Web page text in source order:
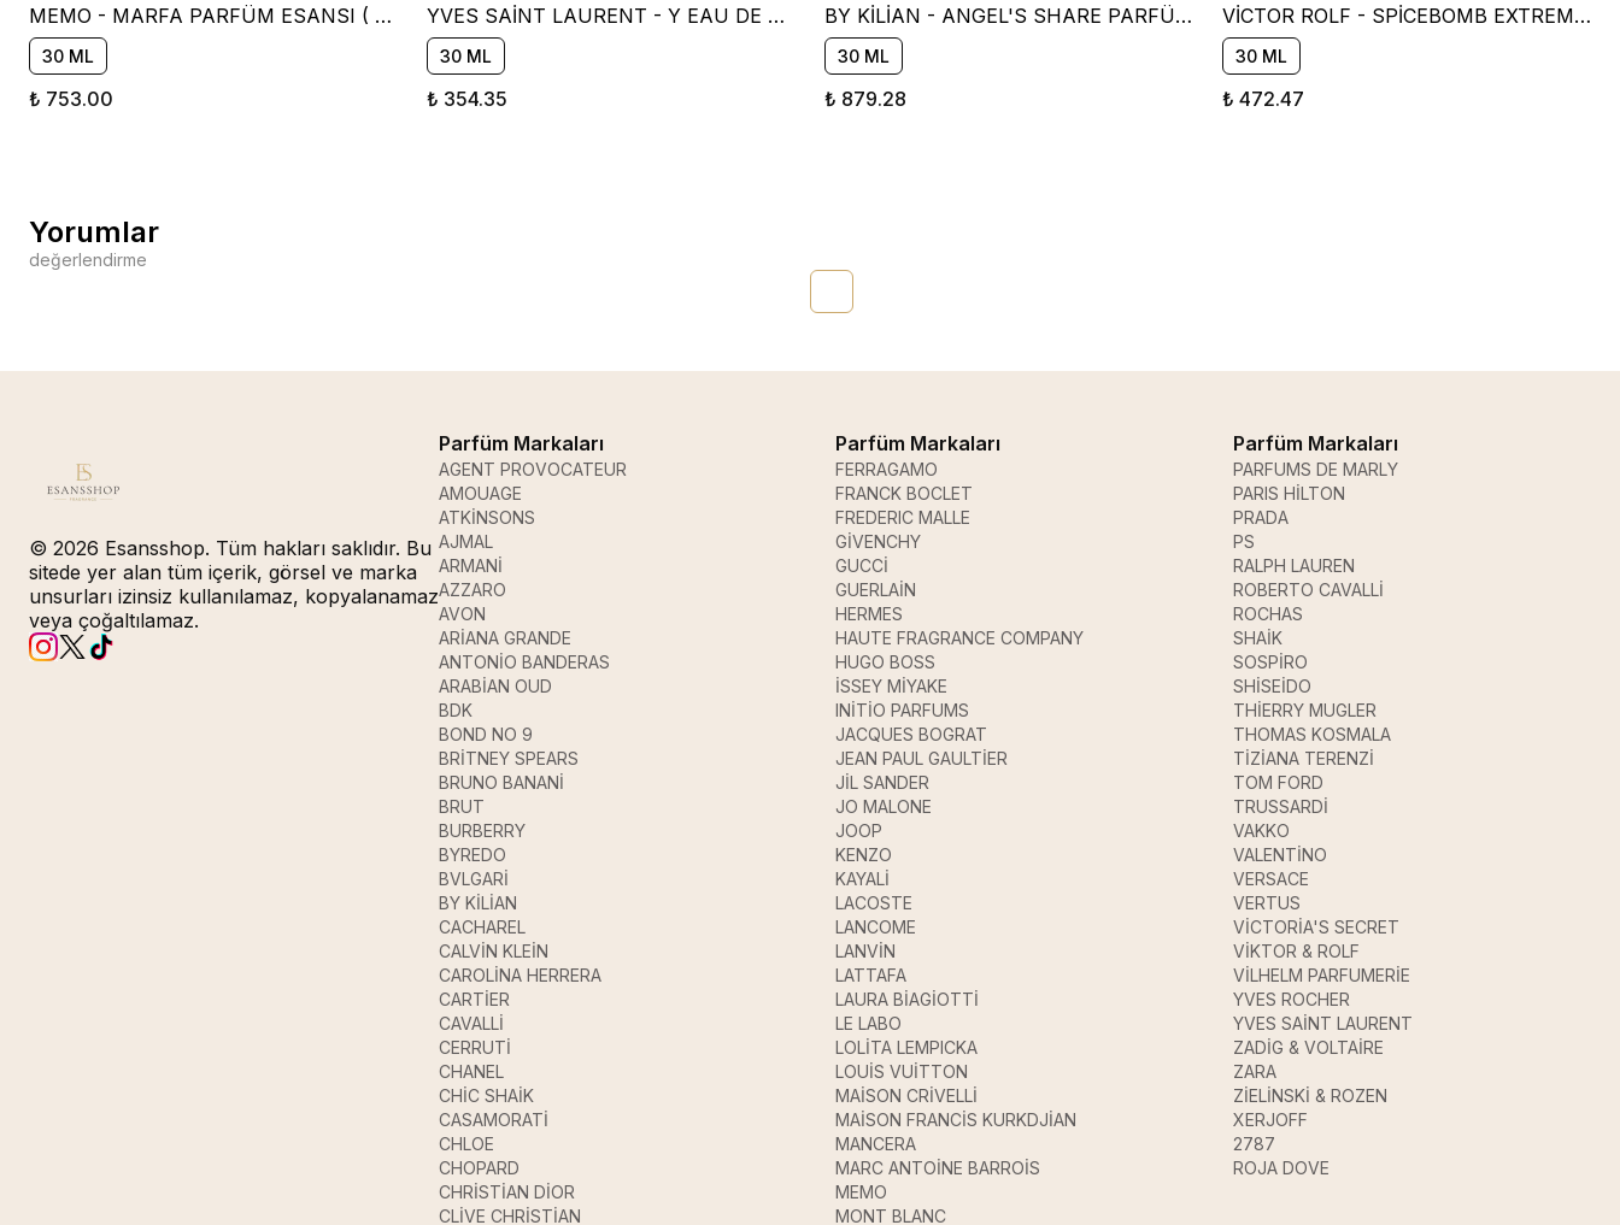
MEMO - MARFA PARFÜM ESANSI ( ÇİÇEKSİ )
30 ML
₺ 753.00
YVES SAİNT LAURENT - Y EAU DE PARFUM PARFÜM ESANSI ( TATLI )
30 ML
₺ 354.35
BY KİLİAN - ANGEL'S SHARE PARFÜM ESANSI ( TATLI )
30 ML
₺ 879.28
VİCTOR ROLF - SPİCEBOMB EXTREME PARFÜM ESANSI ( BAHARATLI )
30 ML
₺ 472.47
Yorumlar
değerlendirme
© 2026 Esansshop. Tüm hakları saklıdır. Bu
sitede yer alan tüm içerik, görsel ve marka
unsurları izinsiz kullanılamaz, kopyalanamaz
veya çoğaltılamaz.
Parfüm Markaları
AGENT PROVOCATEUR
AMOUAGE
ATKİNSONS
AJMAL
ARMANİ
AZZARO
AVON
ARİANA GRANDE
ANTONİO BANDERAS
ARABİAN OUD
BDK
BOND NO 9
BRİTNEY SPEARS
BRUNO BANANİ
BRUT
BURBERRY
BYREDO
BVLGARİ
BY KİLİAN
CACHAREL
CALVİN KLEİN
CAROLİNA HERRERA
CARTİER
CAVALLİ
CERRUTİ
CHANEL
CHİC SHAİK
CASAMORATİ
CHLOE
CHOPARD
CHRİSTİAN DİOR
CLİVE CHRİSTİAN
Parfüm Markaları
FERRAGAMO
FRANCK BOCLET
FREDERIC MALLE
GİVENCHY
GUCCİ
GUERLAİN
HERMES
HAUTE FRAGRANCE COMPANY
HUGO BOSS
İSSEY MİYAKE
INİTİO PARFUMS
JACQUES BOGRAT
JEAN PAUL GAULTİER
JİL SANDER
JO MALONE
JOOP
KENZO
KAYALİ
LACOSTE
LANCOME
LANVİN
LATTAFA
LAURA BİAGİOTTİ
LE LABO
LOLİTA LEMPICKA
LOUİS VUİTTON
MAİSON CRİVELLİ
MAİSON FRANCİS KURKDJİAN
MANCERA
MARC ANTOİNE BARROİS
MEMO
MONT BLANC
Parfüm Markaları
PARFUMS DE MARLY
PARIS HİLTON
PRADA
PS
RALPH LAUREN
ROBERTO CAVALLİ
ROCHAS
SHAİK
SOSPİRO
SHİSEİDO
THİERRY MUGLER
THOMAS KOSMALA
TİZİANA TERENZİ
TOM FORD
TRUSSARDİ
VAKKO
VALENTİNO
VERSACE
VERTUS
VİCTORİA'S SECRET
VİKTOR & ROLF
VİLHELM PARFUMERİE
YVES ROCHER
YVES SAİNT LAURENT
ZADİG & VOLTAİRE
ZARA
ZİELİNSKİ & ROZEN
XERJOFF
2787
ROJA DOVE